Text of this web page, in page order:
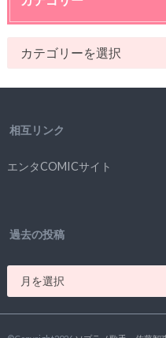
相互リンク
エンタCOMICサイト
過去の投稿